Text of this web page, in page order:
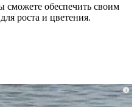
сможете обеспечить своим
роста и цветения.
i